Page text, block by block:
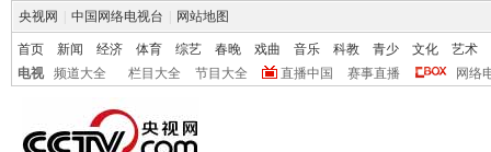
央视网 中国网络电视台 网站地图
首页 新闻 经济 体育 综艺 春晚 戏曲 音乐 科教 青少 文化
艺术
电视
频道大全 栏目大全 节目大全 直播中国 赛事直播 网络